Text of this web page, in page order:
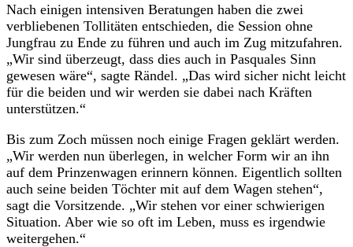
Nach einigen intensiven Beratungen haben die zwei
verbliebenen Tollitäten entschieden, die Session ohne
Jungfrau zu Ende zu führen und auch im Zug mitzufahren.
„Wir sind überzeugt, dass dies auch in Pasquales Sinn
gewesen wäre“, sagte Rändel. „Das wird sicher nicht leicht
für die beiden und wir werden sie dabei nach Kräften
unterstützen.“
Bis zum Zoch müssen noch einige Fragen geklärt werden.
„Wir werden nun überlegen, in welcher Form wir an ihn
auf dem Prinzenwagen erinnern können. Eigentlich sollten
auch seine beiden Töchter mit auf dem Wagen stehen“,
sagt die Vorsitzende. „Wir stehen vor einer schwierigen
Situation. Aber wie so oft im Leben, muss es irgendwie
weitergehen.“